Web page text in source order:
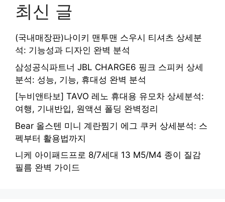
최신 글
(국내매장판)나이키 맨투맨 스우시 티셔츠 상세분
석: 기능성과 디자인 완벽 분석
삼성공식파트너 JBL CHARGE6 핑크 스피커 상세
분석: 성능, 기능, 휴대성 완벽 분석
[누비앤타보] TAVO 레노 휴대용 유모차 상세분석:
여행, 기내반입, 원액션 폴딩 완벽정리
Bear 올스텐 미니 계란찜기 에그 쿠커 상세분석: 스
펙부터 활용법까지
니케 아이패드프로 8/7세대 13 M5/M4 종이 질감
필름 완벽 가이드